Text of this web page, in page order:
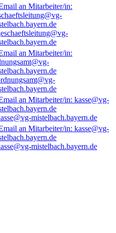
mistelbach.bayern.de
mistelbach.bayern.de